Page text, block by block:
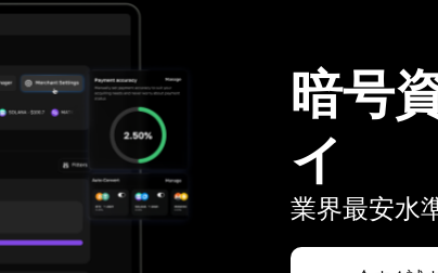
暗号
イ
業界最安水